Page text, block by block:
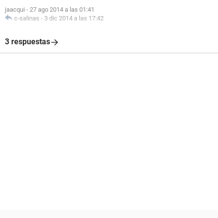
jaacqui - 27 ago 2014 a las 01:41
c-salinas - 3 dic 2014 a las 17:42
3 respuestas